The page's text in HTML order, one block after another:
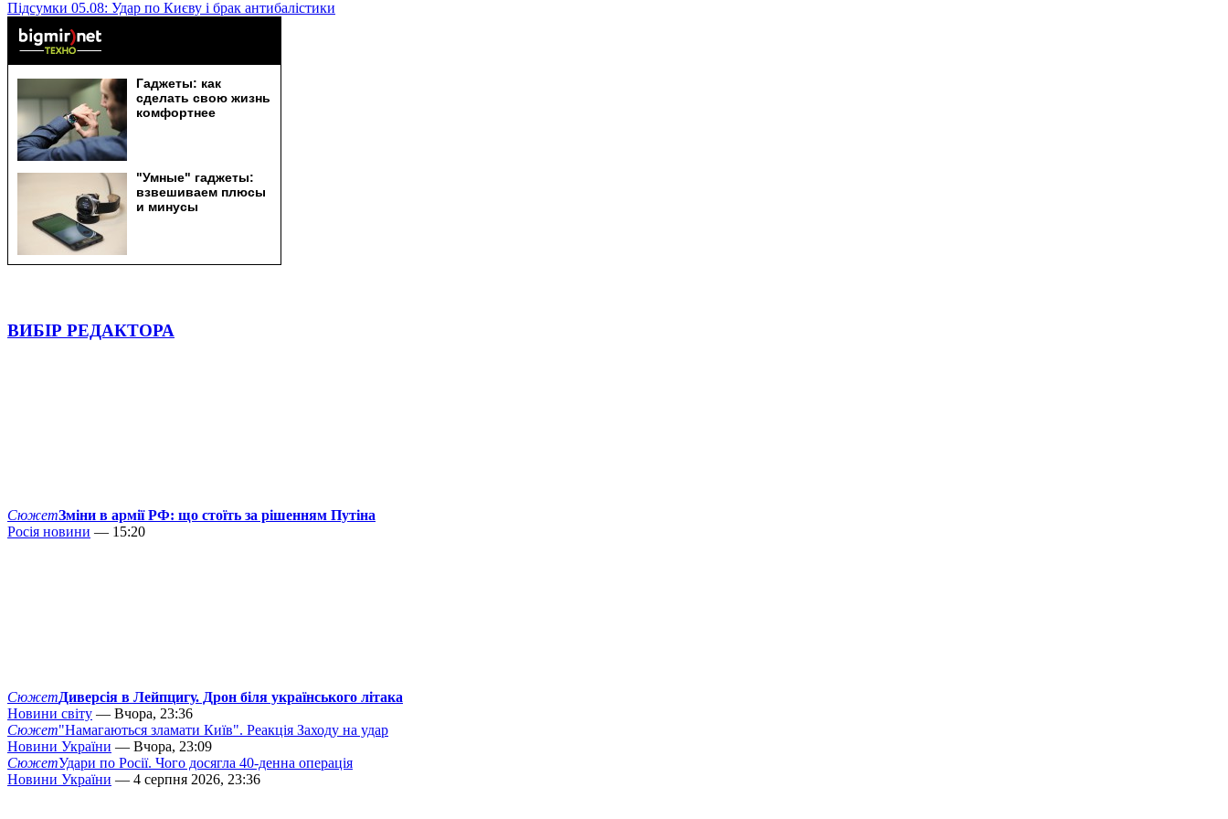
Підсумки 05.08: Удар по Києву і брак антибалістики
ВИБІР РЕДАКТОРА
СюжетЗміни в армії РФ: що стоїть за рішенням Путіна
Росія новини — 15:20
СюжетДиверсія в Лейпцигу. Дрон біля українського літака
Новини світу — Вчора, 23:36
Сюжет"Намагаються зламати Київ". Реакція Заходу на удар
Новини України — Вчора, 23:09
СюжетУдари по Росії. Чого досягла 40-денна операція
Новини України — 4 серпня 2026, 23:36